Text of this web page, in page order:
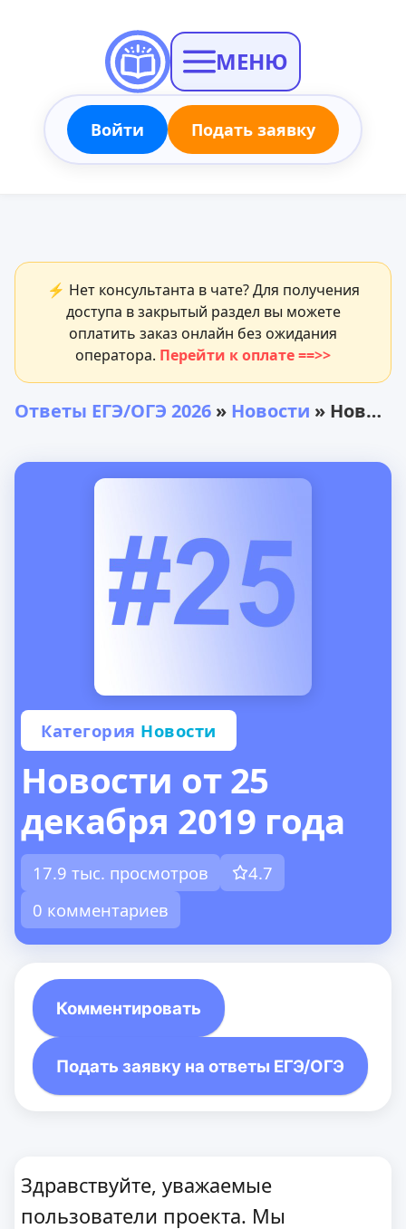
МЕНЮ
Войти Подать заявку
⚡ Нет консультанта в чате? Для получения
доступа в закрытый раздел вы можете
оплатить заказ онлайн без ожидания
оператора. Перейти к оплате ==>>
Ответы ЕГЭ/ОГЭ 2026 » Новости » Новости от 25 декабря 2019 года
Категория Новости
Новости от 25
декабря 2019 года
17.9 тыс. просмотров
4.7
0 комментариев
Комментировать
Подать заявку на ответы ЕГЭ/ОГЭ
Здравствуйте, уважаемые
пользователи проекта. Мы